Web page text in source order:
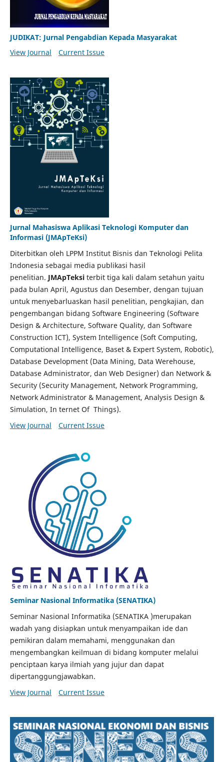
JUDIKAT: Jurnal Pengabdian Kepada Masyarakat
View Journal
Current Issue
Jurnal Mahasiswa Aplikasi Teknologi Komputer dan
Informasi (JMApTeKsi)
Diterbitkan oleh LPPM Institut Bisnis dan Teknologi Pelita
Indonesia sebagai media publikasi hasil
penelitian. JMApTeksiterbit tiga kali dalam setahun yaitu
pada bulan April, Agustus dan Desember, dengan tujuan
untuk menyebarluaskan hasil penelitian, pengkajian, dan
pengembangan bidang Software Engineering (Software
Design & Architecture, Software Quality, dan Software
Construction ICT), System Intelligence (Soft Computing,
Computational Intelligence, Baset & Expert System, Robotic),
Database Development (Data Mining, Data Werehouse,
Database Administrator, dan Web Designer) dan Network &
Security (Security Management, Network Programming,
Network Administrator & Management, Analysis Design &
Simulation, In ternet Of Things).
View Journal
Current Issue
Seminar Nasional Informatika (SENATIKA)
Seminar Nasional Informatika (SENATIKA )merupakan
wadah yang disiapkan untuk menyampaikan ide dan
pemikiran dalam memahami, menggunakan dan
mengembangkan keilmuan di bidang komputer melalui
penciptaan karya ilmiah yang jujur dan dapat
dipertanggungjawabkan.
View Journal
Current Issue